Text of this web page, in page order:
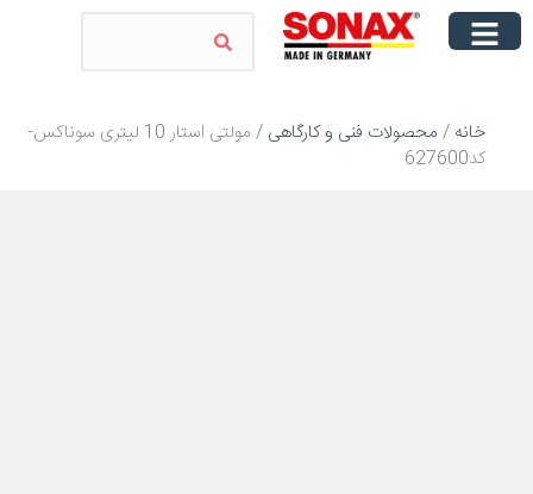
خانه / محصولات فنی و کارگاهی
/ مولتی استار 10 لیتری سوناکس-
کد627600